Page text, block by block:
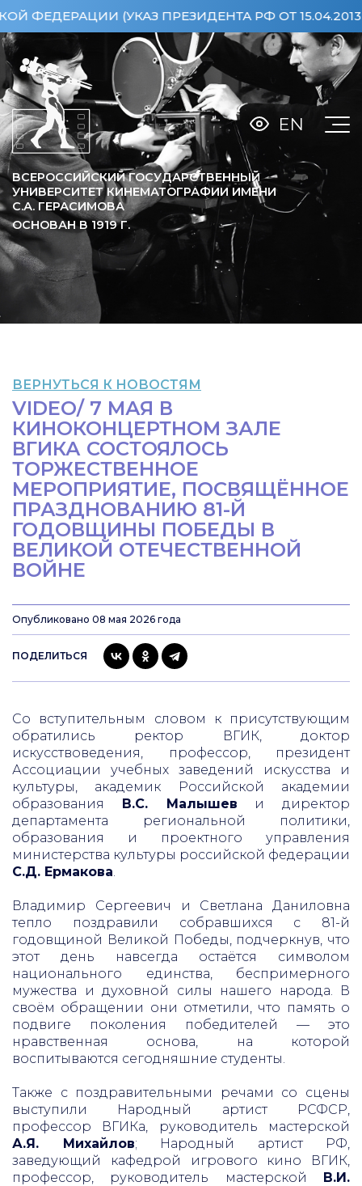
(УКАЗ ПРЕЗИДЕНТА РФ ОТ 15.04.2013
ВСЕРОССИЙСКИЙ ГОСУДАРСТВЕННЫЙ
УНИВЕРСИТЕТ КИНЕМАТОГРАФИИ ИМЕНИ
С.А. ГЕРАСИМОВА
ОСНОВАН В 1919Г.
EN
ВЕРНУТЬСЯ К НОВОСТЯМ
VIDEO/ 7 МАЯ В
КИНОКОНЦЕРТНОМ ЗАЛЕ
ВГИКА СОСТОЯЛОСЬ
ТОРЖЕСТВЕННОЕ
МЕРОПРИЯТИЕ, ПОСВЯЩЁННОЕ
ПРАЗДНОВАНИЮ 81-Й
ГОДОВЩИНЫ ПОБЕДЫ В
ВЕЛИКОЙ ОТЕЧЕСТВЕННОЙ
ВОЙНЕ
Опубликовано 08 мая 2026 года
ПОДЕЛИТЬСЯ
Со вступительным словом к присутствующим
обратились ректор ВГИК, доктор
искусствоведения, профессор, президент
Ассоциации учебных заведений искусства и
культуры, академик Российской академии
образования В.С. Малышев и директор
департамента региональной политики,
образования и проектного управления
министерства культуры российской федерации
С.Д. Ермакова.
Владимир Сергеевич и Светлана Даниловна
тепло поздравили собравшихся с 81-й
годовщиной Великой Победы, подчеркнув, что
этот день навсегда остаётся символом
национального единства, беспримерного
мужества и духовной силы нашего народа. В
своём обращении они отметили, что память о
подвиге поколения победителей — это
нравственная основа, на которой
воспитываются сегодняшние студенты.
Также с поздравительными речами со сцены
выступили Народный артист РСФСР,
профессор ВГИКа, руководитель мастерской
А.Я. Михайлов; Народный артист РФ,
заведующий кафедрой игрового кино ВГИК,
профессор, руководитель мастерской В.И.